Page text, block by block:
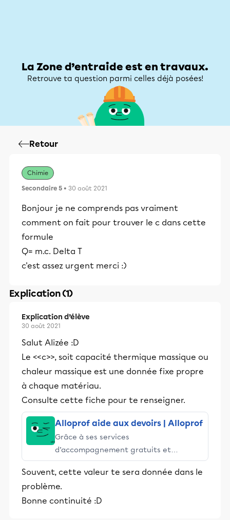
La Zone d’entraide est en travaux.
Retrouve ta question parmi celles déjà posées!
Retour
Chimie
Secondaire 5 • 30 août 2021
Bonjour je ne comprends pas vraiment
comment on fait pour trouver le c dans cette
formule
Q= m.c. Delta T
c'est assez urgent merci :)
Explication (1)
Explication d’élève
30 août 2021
Salut Alizée :D
Le <<c>>, soit capacité thermique massique ou
chaleur massique est une donnée fixe propre
à chaque matériau.
Consulte cette fiche pour te renseigner.
Alloprof aide aux devoirs | Alloprof
Grâce à ses services
d’accompagnement gratuits et
stimulants, Alloprof engage les élèves
et leurs parents dans la réussite
éducative.
Souvent, cette valeur te sera donnée dans le
problème.
Bonne continuité :D